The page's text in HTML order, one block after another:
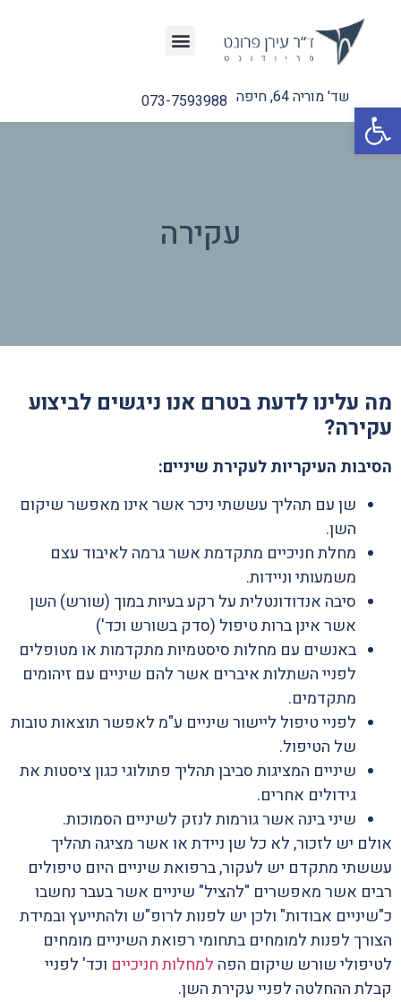
פתח סרגל נגישות
שד' מוריה 64, חיפה 073-7593988
עקירה
מה עלינו לדעת בטרם אנו ניגשים לביצוע
עקירה?
הסיבות העיקריות לעקירת שיניים:
שן עם תהליך עששתי ניכר אשר אינו מאפשר שיקום
השן.
מחלת חניכיים מתקדמת אשר גרמה לאיבוד עצם
משמעותי וניידות.
סיבה אנדודונטלית על רקע בעיות במוך (שורש) השן
אשר אינן ברות טיפול (סדק בשורש וכד')
באנשים עם מחלות סיסטמיות מתקדמות או מטופלים
לפניי השתלות איברים אשר להם שיניים עם זיהומים
מתקדמים.
לפניי טיפול ליישור שיניים ע"מ לאפשר תוצאות טובות
של הטיפול.
שיניים המציגות סביבן תהליך פתולוגי כגון ציסטות את
גידולים אחרים.
שיני בינה אשר גורמות לנזק לשיניים הסמוכות.
אולם יש לזכור, לא כל שן ניידת או אשר מציגה תהליך
עששתי מתקדם יש לעקור, ברפואת שיניים היום טיפולים
רבים אשר מאפשרים "להציל" שיניים אשר בעבר נחשבו
כ"שיניים אבודות" ולכן יש לפנות לרופ"ש ולהתייעץ ובמידת
הצורך לפנות למומחים בתחומי רפואת השיניים מומחים
לטיפולי שורש שיקום הפה למחלות חניכיים וכד' לפניי
קבלת ההחלטה לפניי עקירת השן.